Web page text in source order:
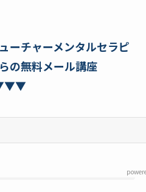
ーチャーメンタルセラピ
の無料メール講座